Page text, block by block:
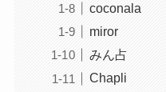
coconala
miror
みん占
Chapli